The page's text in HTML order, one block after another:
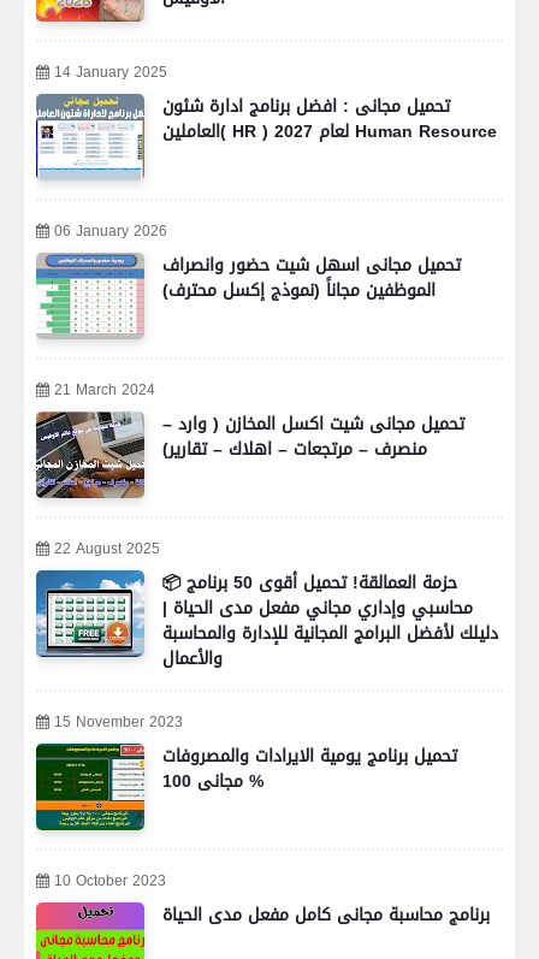
14 January 2025
تحميل مجانى : افضل برنامج ادارة شئون
العاملين( HR ) لعام 2027 Human Resource
06 January 2026
تحميل مجانى اسهل شيت حضور وانصراف
الموظفين مجاناً (نموذج إكسل محترف)
21 March 2024
تحميل مجانى شيت اكسل المخازن ( وارد –
منصرف – مرتجعات – اهلاك – تقارير)
22 August 2025
📦 حزمة العمالقة! تحميل أقوى 50 برنامج
محاسبي وإداري مجاني مفعل مدى الحياة |
دليلك لأفضل البرامج المجانية للإدارة والمحاسبة
والأعمال
15 November 2023
تحميل برنامج يومية الايرادات والمصروفات
مجانى 100 %
10 October 2023
برنامج محاسبة مجانى كامل مفعل مدى الحياة